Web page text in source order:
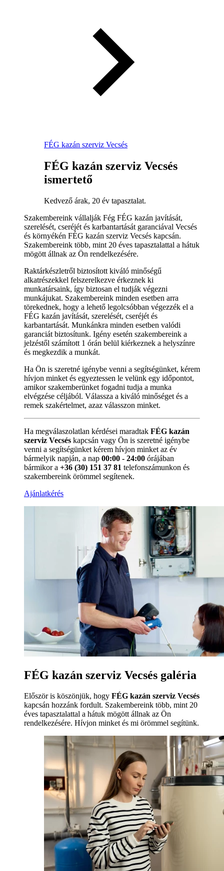
FÉG kazán szerviz Vecsés
FÉG kazán szerviz Vecsés
ismertető
Kedvező árak, 20 év tapasztalat.
Szakembereink vállalják Fég FÉG kazán javítását,
szerelését, cseréjét és karbantartását garanciával Vecsés
és környékén FÉG kazán szerviz Vecsés kapcsán.
Szakembereink több, mint 20 éves tapasztalattal a hátuk
mögött állnak az Ön rendelkezésére.
Raktárkészletről biztosított kiváló minőségű
alkatrészekkel felszerelkezve érkeznek ki
munkatársaink, így biztosan el tudják végezni
munkájukat. Szakembereink minden esetben arra
törekednek, hogy a lehető legolcsóbban végezzék el a
FÉG kazán javítását, szerelését, cseréjét és
karbantartását. Munkánkra minden esetben valódi
garanciát biztosítunk. Igény esetén szakembereink a
jelzéstől számított 1 órán belül kiérkeznek a helyszínre
és megkezdik a munkát.
Ha Ön is szeretné igénybe venni a segítségünket, kérem
hívjon minket és egyeztessen le velünk egy időpontot,
amikor szakemberünket fogadni tudja a munka
elvégzése céljából. Válassza a kiváló minőséget és a
remek szakértelmet, azaz válasszon minket.
Ha megválaszolatlan kérdései maradtak FÉG kazán
szerviz Vecsés kapcsán vagy Ön is szeretné igénybe
venni a segítségünket kérem hívjon minket az év
bármelyik napján, a nap 00:00 - 24:00 órájában
bármikor a +36 (30) 151 37 81 telefonszámunkon és
szakembereink örömmel segítenek.
Ajánlatkérés
FÉG kazán szerviz Vecsés galéria
Először is köszönjük, hogy FÉG kazán szerviz Vecsés
kapcsán hozzánk fordult. Szakembereink több, mint 20
éves tapasztalattal a hátuk mögött állnak az Ön
rendelkezésére. Hívjon minket és mi örömmel segítünk.